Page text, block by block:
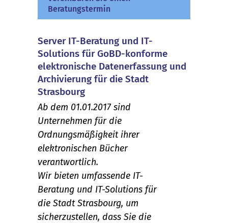
Beratungstermin
Server IT-Beratung und IT-
Solutions für GoBD-konforme
elektronische Datenerfassung und
Archivierung für die Stadt
Strasbourg
Ab dem 01.01.2017 sind
Unternehmen für die
Ordnungsmäßigkeit ihrer
elektronischen Bücher
verantwortlich.
Wir bieten umfassende IT-
Beratung und IT-Solutions für
die Stadt Strasbourg, um
sicherzustellen, dass Sie die